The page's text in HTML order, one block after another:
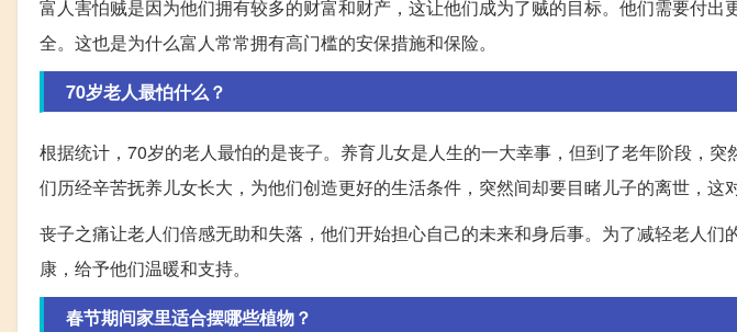
富人害怕贼是因为他们拥有较多的财富和财产，这让他们成为了贼的目标。他们需要付出
全。这也是为什么富人常常拥有高门槛的安保措施和保险。
70岁老人最怕什么？
根据统计，70岁的老人最怕的是丧子。养育儿女是人生的一大幸事，但到了老年阶段，
们历经辛苦抚养儿女长大，为他们创造更好的生活条件，突然间却要目睹儿子的离世，这
丧子之痛让老人们倍感无助和失落，他们开始担心自己的未来和身后事。为了减轻老人们
康，给予他们温暖和支持。
春节期间家里适合摆哪些植物？